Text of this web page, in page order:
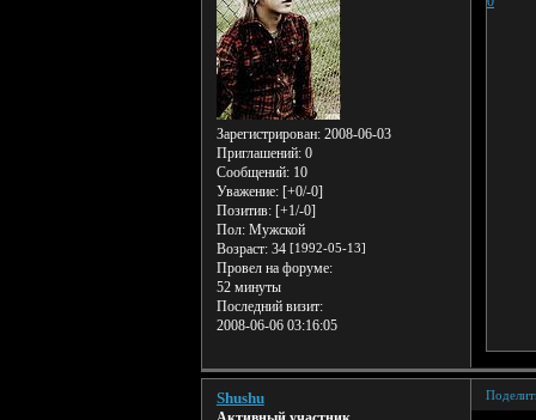
Зарегистрирован: 2008-06-03
Приглашений:0
Сообщений:10
Уважение: [+0/-0]
Позитив: [+1/-0]
Пол:Мужской
Возраст:34 [1992-05-13]
Провел на форуме:
52 минуты
Последний визит:
2008-06-06 03:16:05
Shushu